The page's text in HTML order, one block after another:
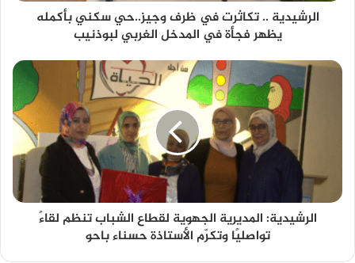
الرشيدية .. تكاثرت في ظرف وجيز..حي سكني بأكمله
يظهر فجأة في المدخل الغربي لبوذنيب
الرشيدية: المديرية الجهوية لقطاع الشباب تنظم لقاءً
تواصليًا وتكرّم الأستاذة حسناء باحو